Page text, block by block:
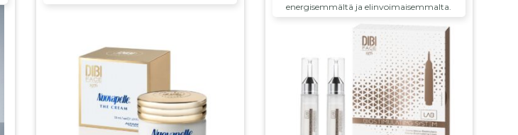
energisemmältä ja elinvoimaisemmalta.